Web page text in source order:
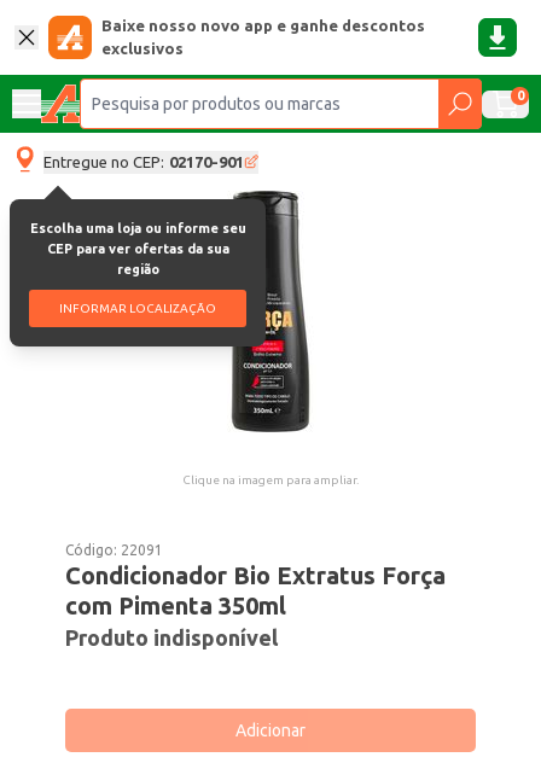
Baixe nosso novo app e ganhe descontos
exclusivos
0
Entregue no CEP: 02170-901
Escolha uma loja ou informe seu
CEP para ver ofertas da sua
região
INFORMAR LOCALIZAÇÃO
Clique na imagem para ampliar.
Código: 22091
Condicionador Bio Extratus Força
com Pimenta 350ml
Produto indisponível
Adicionar